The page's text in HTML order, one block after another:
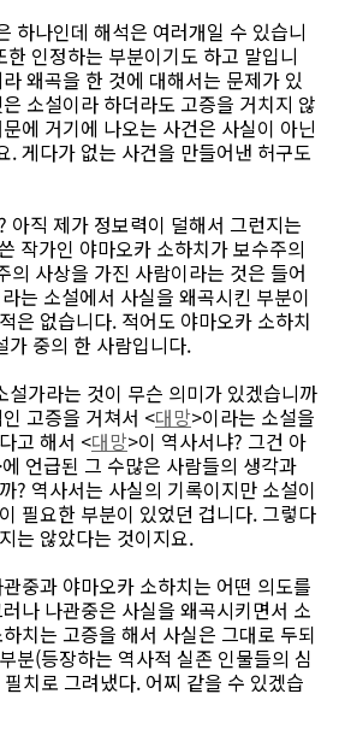
하나인데 해석은 여러개일 수 있습니
인정하는 부분이기도 하고 말입니
왜곡을 한 것에 대해서는 문제가 있
소설이라 하더라도 고증을 거치지 않
에 거기에 나오는 사건은 사실이 아닌
. 게다가 없는 사건을 만들어낸 허구도
아직 제가 정보력이 덜해서 그런지는
작가인 야마오카 소하치가 보수주의
의 사상을 가진 사람이라는 것은 들어
는 소설에서 사실을 왜곡시킨 부분이
은 없습니다. 적어도 야마오카 소하치
중의 한 사람입니다.
설가라는 것이 무슨 의미가 있겠습니까
고증을 거쳐서 <대망>이라는 소설을
고 해서 <대망>이 역사서냐? 그건 아
언급된 그 수많은 사람들의 생각과
? 역사서는 사실의 기록이지만 소설이
필요한 부분이 있었던 겁니다. 그렇다
는 않았다는 것이지요.
중과 야마오카 소하치는 어떤 의도를
나 나관중은 사실을 왜곡시키면서 소
치는 고증을 해서 사실은 그대로 두되
분(등장하는 역사적 실존 인물들의 심
치로 그려냈다. 어찌 같을 수 있겠습